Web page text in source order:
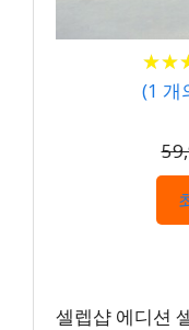
★★
★★
(1 개
셀렙샵 에디션